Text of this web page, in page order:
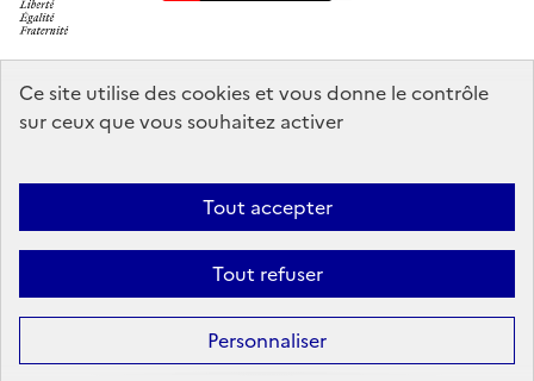
Ce site utilise des cookies et vous donne le contrôle
sur ceux que vous souhaitez activer
Tout accepter
Tout refuser
Personnaliser
education.gouv.fr
enseignementsup-recherche.gouv.fr
Accessibilité : partiellement conforme
Sauf mention explicite de propriété intellectuelle détenue par des tiers,
les contenus de ce site sont proposés souslicence etalab-2.0